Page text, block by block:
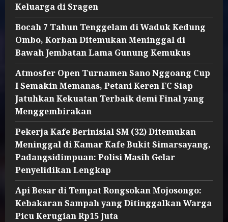
Keluarga di Sragen
Bocah 7 Tahun Tenggelam di Waduk Kedung
Ombo, Korban Ditemukan Meninggal di
Bawah Jembatan Lama Gunung Kemukus
Atmosfer Open Turnamen Sano Nggoang Cup
I Semakin Memanas, Petani Keren FC Siap
Jatuhkan Kekuatan Terbaik demi Final yang
Menggembirakan
Pekerja Kafe Berinisial SM (32) Ditemukan
Meninggal di Kamar Kafe Bukit Simarsayang,
Padangsidimpuan: Polisi Masih Gelar
Penyelidikan Lengkap
Api Besar di Tempat Rongsokan Mojosongo:
Kebakaran Sampah yang Ditinggalkan Warga
Picu Kerugian Rp15 Juta